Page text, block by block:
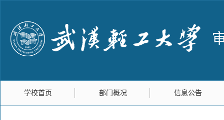
学校首页 部门概况 信息公告